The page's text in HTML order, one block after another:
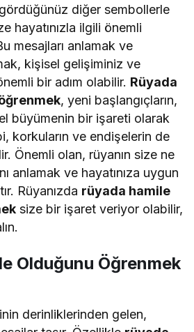
diğer sembollerle
hayatınızla ilgili önemli
mesajları anlamak ve
kişisel gelişiminiz ve
bir adım olabilir. Rüyada
, yeni başlangıçların,
büyümenin bir işareti olarak
korkuların ve endişelerin de
Önemli olan, rüyanın size ne
anlamak ve hayatınıza uygun
Rüyanızda rüyada hamile
size bir işaret veriyor olabilir,
Olduğunu Öğrenmek
derinliklerinden gelen,